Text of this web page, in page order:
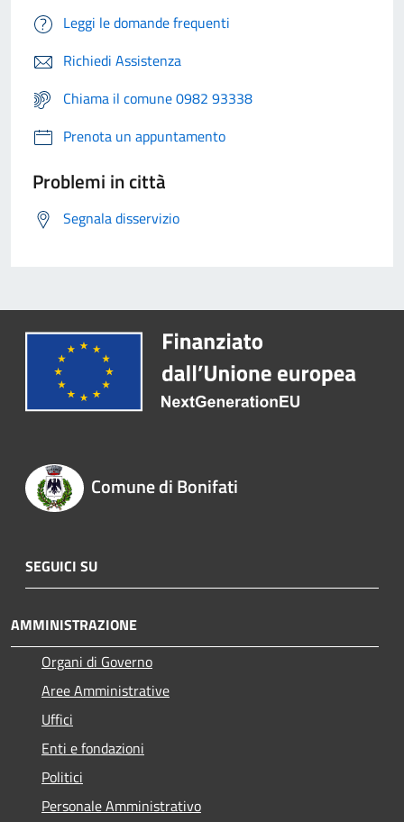
Leggi le domande frequenti
Richiedi Assistenza
Chiama il comune 0982 93338
Prenota un appuntamento
Problemi in città
Segnala disservizio
Comune di Bonifati
SEGUICI SU
AMMINISTRAZIONE
Organi di Governo
Aree Amministrative
Uffici
Enti e fondazioni
Politici
Personale Amministrativo